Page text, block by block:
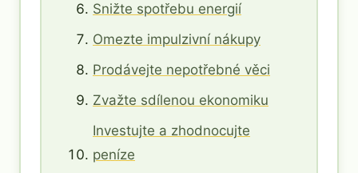
Snižte spotřebu energií
Omezte impulzivní nákupy
Prodávejte nepotřebné věci
Zvažte sdílenou ekonomiku
Investujte a zhodnocujte
peníze